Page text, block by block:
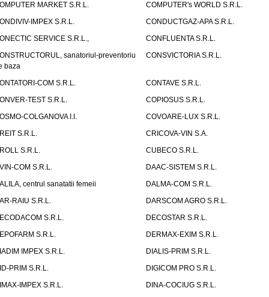
MARKET S.R.L.
COMPUTER's WORLD S.R.L.
IMPEX S.R.L.
CONDUCTGAZ-APA S.R.L.
SERVICE S.R.L.,
CONFLUENTA S.R.L.
sanatoriul-preventoriu
baza
CONSVICTORIA S.R.L.
COM S.R.L.
CONTAVE S.R.L.
TEST S.R.L.
COPIOSUS S.R.L.
COLGANOVA I.I.
COVOARE-LUX S.R.L.
S.R.L.
CRICOVA-VIN S.A.
S.R.L.
CUBECO S.R.L.
COM S.R.L.
DAAC-SISTEM S.R.L.
centrul sanatatii femeii
DALMA-COM S.R.L.
RAIU S.R.L.
DARSCOM AGRO S.R.L.
S.R.L.
DECOSTAR S.R.L.
S.R.L.
DERMAX-EXIM S.R.L.
IMPEX S.R.L.
DIALIS-PRIM S.R.L.
PRIM S.R.L.
DIGICOM PRO S.R.L.
IMPEX S.R.L.
DINA-COCIUG S.R.L.